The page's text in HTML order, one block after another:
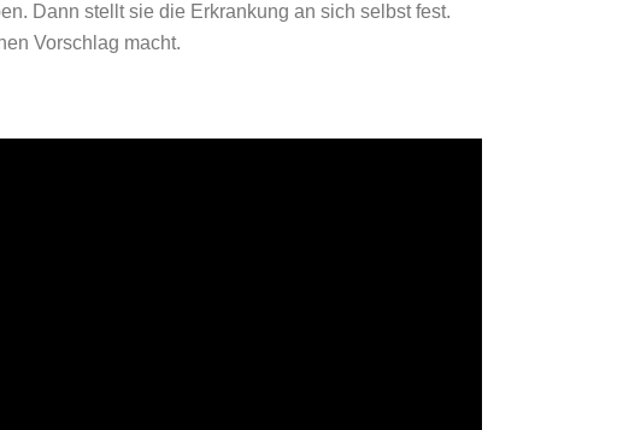
Dann stellt sie die Erkrankung an sich selbst fest.
Vorschlag macht.